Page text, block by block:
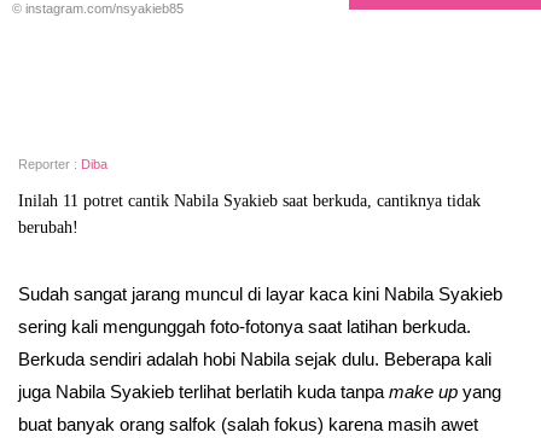
© instagram.com/nsyakieb85
Reporter : Diba
Inilah 11 potret cantik Nabila Syakieb saat berkuda, cantiknya tidak
berubah!
Sudah sangat jarang muncul di layar kaca kini Nabila Syakieb
sering kali mengunggah foto-fotonya saat latihan berkuda.
Berkuda sendiri adalah hobi Nabila sejak dulu. Beberapa kali
juga Nabila Syakieb terlihat berlatih kuda tanpa make up yang
buat banyak orang salfok (salah fokus) karena masih awet